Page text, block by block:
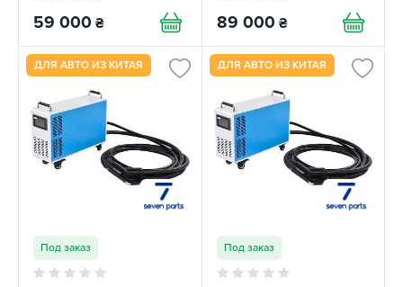
59 000 ₴ 89 000 ₴
ДЛЯ АВТО ИЗ КИТАЯ
Под заказ
ДЛЯ АВТО ИЗ КИТАЯ
Под заказ